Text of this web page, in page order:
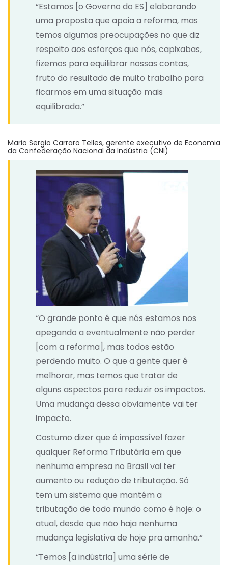
“Estamos [o Governo do ES] elaborando
uma proposta que apoia a reforma, mas
temos algumas preocupações no que diz
respeito aos esforços que nós, capixabas,
fizemos para equilibrar nossas contas,
fruto do resultado de muito trabalho para
ficarmos em uma situação mais
equilibrada.”
Mario Sergio Carraro Telles, gerente executivo de Economia
da Confederação Nacional da Indústria (CNI)
“O grande ponto é que nós estamos nos
apegando a eventualmente não perder
[com a reforma], mas todos estão
perdendo muito. O que a gente quer é
melhorar, mas temos que tratar de
alguns aspectos para reduzir os impactos.
Uma mudança dessa obviamente vai ter
impacto.
Costumo dizer que é impossível fazer
qualquer Reforma Tributária em que
nenhuma empresa no Brasil vai ter
aumento ou redução de tributação. Só
tem um sistema que mantém a
tributação de todo mundo como é hoje: o
atual, desde que não haja nenhuma
mudança legislativa de hoje pra amanhã.”
“Temos [a indústria] uma série de